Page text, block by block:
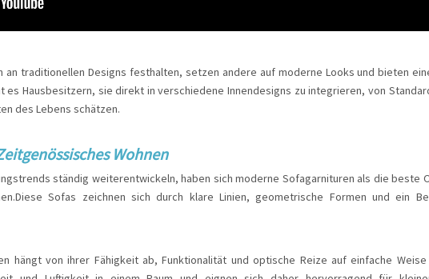
an traditionellen Designs festhalten, setzen andere auf moderne Looks und bieten
es Hausbesitzern, sie direkt in verschiedene Innendesigns zu integrieren, von
des Lebens schätzen.
Wohnen
ständig weiterentwickeln, haben sich moderne Sofagarnituren als die
Sofas zeichnen sich durch klare Linien, geometrische Formen und ein
hängt von ihrer Fähigkeit ab, Funktionalität und optische Reize auf einfache